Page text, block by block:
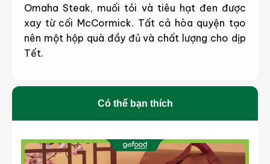
Omaha Steak, muối tỏi và tiêu hạt đen được
xay từ cối McCormick. Tất cả hòa quyện tạo
nên một hộp quà đầy đủ và chất lượng cho dịp
Tết.
Có thể bạn thích